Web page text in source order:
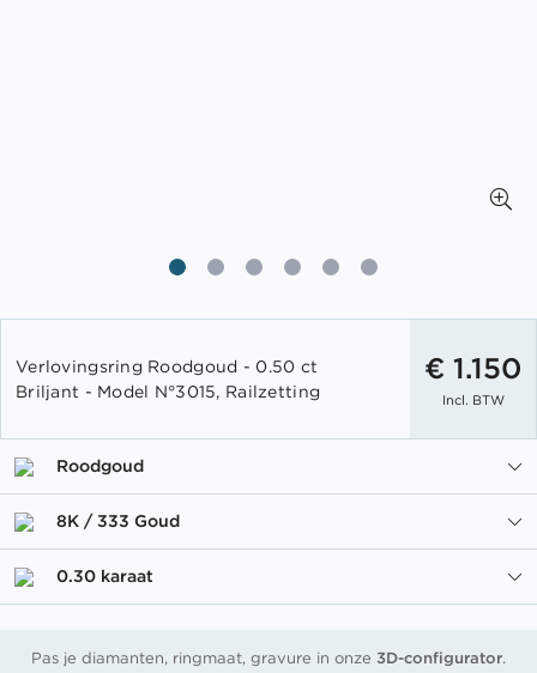
het
begin
de
afbeeldingen-
Verlovingsring Roodgoud - 0.50 ct
Briljant - Model N°3015, Railzetting
€ 1.150
Incl. BTW
Roodgoud
8K / 333 Goud
0.30 karaat
Pas je diamanten, ringmaat, gravure in onze 3D-configurator.